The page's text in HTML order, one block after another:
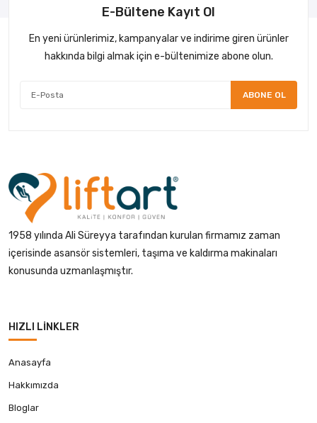
E-Bültene Kayıt Ol
En yeni ürünlerimiz, kampanyalar ve indirime giren ürünler
hakkında bilgi almak için e-bültenimize abone olun.
ABONE OL
1958 yılında Ali Süreyya tarafından kurulan firmamız zaman
içerisinde asansör sistemleri, taşıma ve kaldırma makinaları
konusunda uzmanlaşmıştır.
HIZLI LINKLER
Anasayfa
Hakkımızda
Bloglar